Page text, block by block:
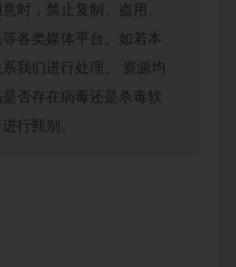
时，禁止复制、盗用、
各类媒体平台。如若本
我们进行处理。 资源均
否存在病毒还是杀毒软
行甄别。